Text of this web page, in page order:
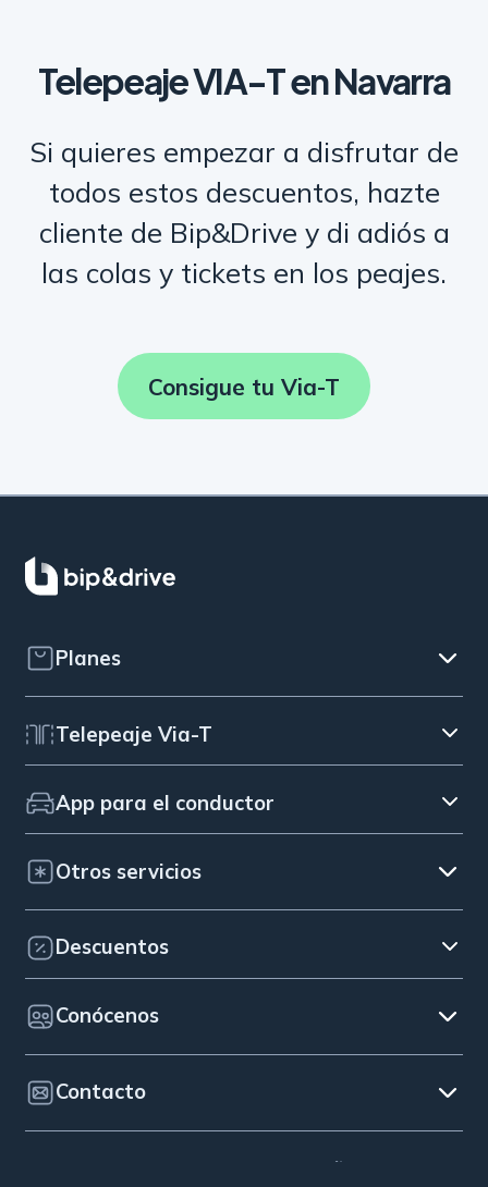
Telepeaje VIA-T en Navarra
Si quieres empezar a disfrutar de
todos estos descuentos, hazte
cliente de Bip&Drive y di adiós a
las colas y tickets en los peajes.
Consigue tu Via-T
Planes
Telepeaje Via-T
App para el conductor
Otros servicios
Descuentos
Conócenos
Contacto
© 2026 Bip&Drive. España